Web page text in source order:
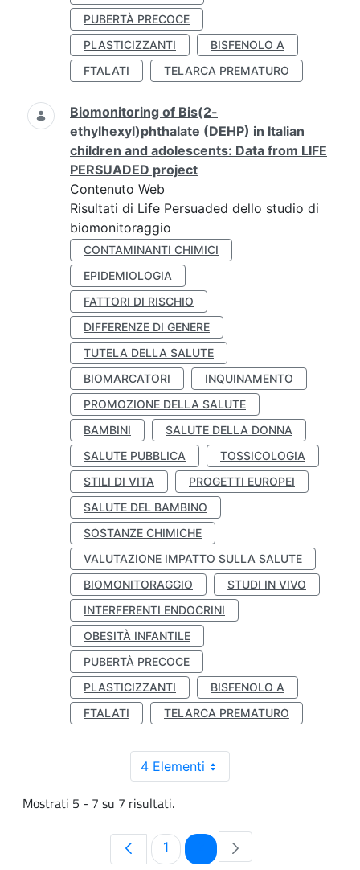
PUBERTÀ PRECOCE
PLASTICIZZANTI
BISFENOLO A
FTALATI
TELARCA PREMATURO
Biomonitoring of Bis(2-
ethylhexyl)phthalate (DEHP) in Italian
children and adolescents: Data from LIFE
PERSUADED project
Contenuto Web
Risultati di Life Persuaded dello studio di
biomonitoraggio
CONTAMINANTI CHIMICI
EPIDEMIOLOGIA
FATTORI DI RISCHIO
DIFFERENZE DI GENERE
TUTELA DELLA SALUTE
BIOMARCATORI
INQUINAMENTO
PROMOZIONE DELLA SALUTE
BAMBINI
SALUTE DELLA DONNA
SALUTE PUBBLICA
TOSSICOLOGIA
STILI DI VITA
PROGETTI EUROPEI
SALUTE DEL BAMBINO
SOSTANZE CHIMICHE
VALUTAZIONE IMPATTO SULLA SALUTE
BIOMONITORAGGIO
STUDI IN VIVO
INTERFERENTI ENDOCRINI
OBESITÀ INFANTILE
PUBERTÀ PRECOCE
PLASTICIZZANTI
BISFENOLO A
FTALATI
TELARCA PREMATURO
4 Elementi
Mostrati 5 - 7 su 7 risultati.
Pagina
1 Pagina